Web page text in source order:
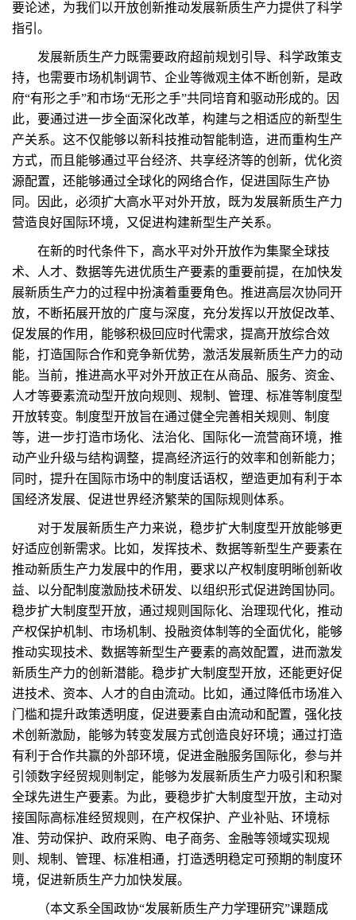
要论述，为我们以开放创新推动发展新质生产力提供了科学
指引。
发展新质生产力既需要政府超前规划引导、科学政策支
持，也需要市场机制调节、企业等微观主体不断创新，是政
府“有形之手”和市场“无形之手”共同培育和驱动形成的。因
此，要通过进一步全面深化改革，构建与之相适应的新型生
产关系。这不仅能够以新科技推动智能制造，进而重构生产
方式，而且能够通过平台经济、共享经济等的创新，优化资
源配置，还能够通过全球化的网络合作，促进国际生产协
同。因此，必须扩大高水平对外开放，既为发展新质生产力
营造良好国际环境，又促进构建新型生产关系。
在新的时代条件下，高水平对外开放作为集聚全球技
术、人才、数据等先进优质生产要素的重要前提，在加快发
展新质生产力的过程中扮演着重要角色。推进高层次协同开
放，不断拓展开放的广度与深度，充分发挥以开放促改革、
促发展的作用，能够积极回应时代需求，提高开放综合效
能，打造国际合作和竞争新优势，激活发展新质生产力的动
能。当前，推进高水平对外开放正在从商品、服务、资金、
人才等要素流动型开放向规则、规制、管理、标准等制度型
开放转变。制度型开放旨在通过健全完善相关规则、制度
等，进一步打造市场化、法治化、国际化一流营商环境，推
动产业升级与结构调整，提高经济运行的效率和创新能力；
同时，提升在国际市场中的制度话语权，塑造更加有利于本
国经济发展、促进世界经济繁荣的国际规则体系。
对于发展新质生产力来说，稳步扩大制度型开放能够更
好适应创新需求。比如，发挥技术、数据等新型生产要素在
推动新质生产力发展中的作用，要求以产权制度明晰创新收
益、以分配制度激励技术研发、以组织形式促进跨国协同。
稳步扩大制度型开放，通过规则国际化、治理现代化，推动
产权保护机制、市场机制、投融资体制等的全面优化，能够
推动实现技术、数据等新型生产要素的高效配置，进而激发
新质生产力的创新潜能。稳步扩大制度型开放，还能更好促
进技术、资本、人才的自由流动。比如，通过降低市场准入
门槛和提升政策透明度，促进要素自由流动和配置，强化技
术创新激励，能够为转变发展方式创造良好环境；通过打造
有利于合作共赢的外部环境，促进金融服务国际化，参与并
引领数字经贸规则制定，能够为发展新质生产力吸引和积聚
全球先进生产要素。为此，要稳步扩大制度型开放，主动对
接国际高标准经贸规则，在产权保护、产业补贴、环境标
准、劳动保护、政府采购、电子商务、金融等领域实现规
则、规制、管理、标准相通，打造透明稳定可预期的制度环
境，促进新质生产力加快发展。
（本文系全国政协“发展新质生产力学理研究”课题成